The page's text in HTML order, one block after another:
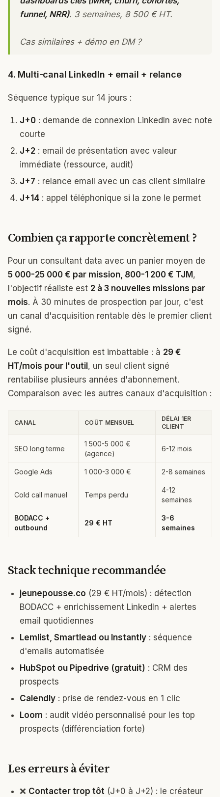
funnel, NRR). 3 semaines, 8 500 € HT.
Cas similaires + démo en DM ?
4. Multi-canal LinkedIn + email + relance
Séquence typique sur 14 jours :
J+0 : demande de connexion LinkedIn avec note
courte
J+2 : email de présentation avec valeur
immédiate (ressource, audit)
J+7 : relance email avec un cas client similaire
J+14 : appel téléphonique si la zone le permet
Combien ça rapporte concrètement ?
Pour un consultant data avec un panier moyen de
5 000-25 000 € par mission, 800-1 200 € TJM,
l'objectif réaliste est 2 à 3 nouvelles missions par
mois. À 30 minutes de prospection par jour, c'est
un canal d'acquisition rentable dès le premier client
signé.
Le coût d'acquisition est imbattable : à 29 €
HT/mois pour l'outil , un seul client signé
rentabilise plusieurs années d'abonnement.
Comparaison avec les autres canaux d'acquisition :
CANAL COÛT MENSUEL
DÉLAI 1ER
CLIENT
SEO long terme
1 500-5 000 €
(agence)
6-12 mois
Google Ads 1 000-3 000 € 2-8 semaines
Cold call manuel Temps perdu
4-12
semaines
BODACC +
outbound
29 € HT
3-6
semaines
Stack technique recommandée
jeunepousse.co (29 € HT/mois) : détection
BODACC + enrichissement LinkedIn + alertes
email quotidiennes
Lemlist, Smartlead ou Instantly : séquence
d'emails automatisée
HubSpot ou Pipedrive (gratuit) : CRM des
prospects
Calendly : prise de rendez-vous en 1 clic
Loom : audit vidéo personnalisé pour les top
prospects (différenciation forte)
Les erreurs à éviter
❌ Contacter trop tôt (J+0 à J+2) : le créateur